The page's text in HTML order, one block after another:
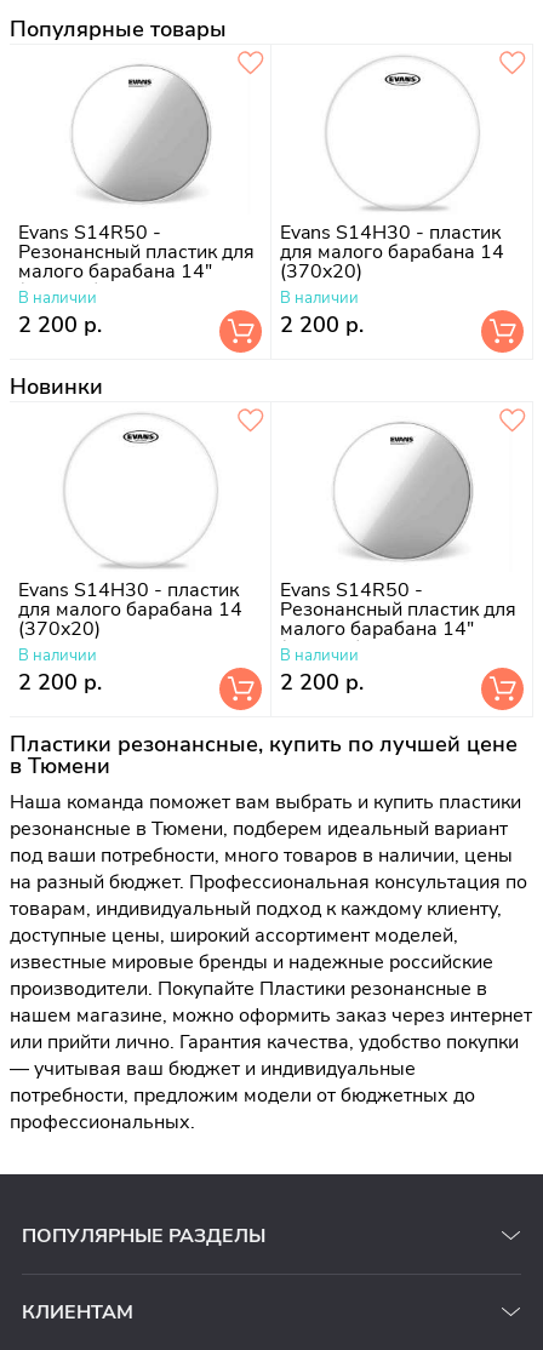
Популярные товары
Evans S14R50 -
Резонансный пластик для
малого барабана 14"
(370x20)
В наличии
2 200 р.
Evans S14H30 - пластик
для малого барабана 14
(370x20)
В наличии
2 200 р.
Новинки
Evans S14H30 - пластик
для малого барабана 14
(370x20)
В наличии
2 200 р.
Evans S14R50 -
Резонансный пластик для
малого барабана 14"
(370x20)
В наличии
2 200 р.
Пластики резонансные, купить по лучшей цене
в Тюмени
Наша команда поможет вам выбрать и купить пластики
резонансные в Тюмени, подберем идеальный вариант
под ваши потребности, много товаров в наличии, цены
на разный бюджет. Профессиональная консультация по
товарам, индивидуальный подход к каждому клиенту,
доступные цены, широкий ассортимент моделей,
известные мировые бренды и надежные российские
производители. Покупайте Пластики резонансные в
нашем магазине, можно оформить заказ через интернет
или прийти лично. Гарантия качества, удобство покупки
— учитывая ваш бюджет и индивидуальные
потребности, предложим модели от бюджетных до
профессиональных.
ПОПУЛЯРНЫЕ РАЗДЕЛЫ
КЛИЕНТАМ